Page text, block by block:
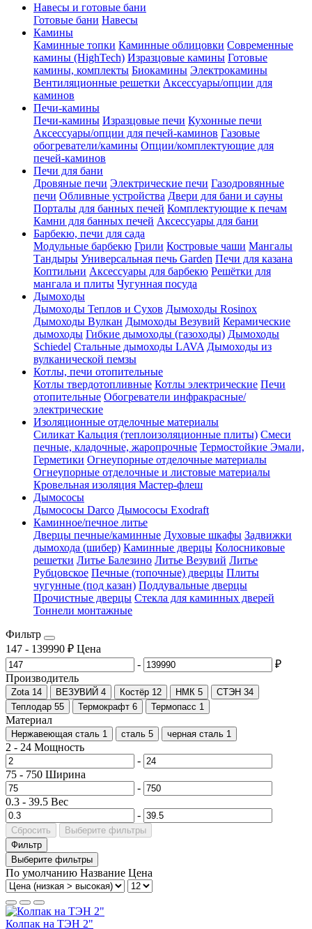
Навесы и готовые бани
Готовые бани Навесы
Камины
Каминные топки Каминные облицовки Современные
камины (HighTech) Изразцовые камины Готовые
камины, комплекты Биокамины Электрокамины
Вентиляционные решетки Аксессуары/опции для
каминов
Печи-камины
Печи-камины Изразцовые печи Кухонные печи
Аксессуары/опции для печей-каминов Газовые
обогреватели/камины Опции/комплектующие для
печей-каминов
Печи для бани
Дровяные печи Электрические печи Газодровянные
печи Обливные устройства Двери для бани и сауны
Порталы для банных печей Комплектующие к печам
Камни для банных печей Аксессуары для бани
Барбекю, печи для сада
Модульные барбекю Грили Костровые чаши Мангалы
Тандыры Универсальная печь Garden Печи для казана
Коптильни Аксессуары для барбекю Решётки для
мангала и плиты Чугунная посуда
Дымоходы
Дымоходы Теплов и Сухов Дымоходы Rosinox
Дымоходы Вулкан Дымоходы Везувий Керамические
дымоходы Гибкие дымоходы (газоходы) Дымоходы
Schiedel Стальные дымоходы LAVA Дымоходы из
вулканической пемзы
Котлы, печи отопительные
Котлы твердотопливные Котлы электрические Печи
отопительные Обогреватели инфракрасные/
электрические
Изоляционные отделочные материалы
Силикат Кальция (теплоизоляционные плиты) Смеси
печные, кладочные, жаропрочные Термостойкие Эмали,
Герметики Огнеупорные отделочные материалы
Огнеупорные отделочные и листовые материалы
Кровельная изоляция Мастер-флеш
Дымососы
Дымососы Darco Дымососы Exodraft
Каминное/печное литье
Дверцы печные/каминные Духовые шкафы Задвижки
дымохода (шибер) Каминные дверцы Колосниковые
решетки Литье Балезино Литье Везувий Литье
Рубцовское Печные (топочные) дверцы Плиты
чугунные (под казан) Поддувальные дверцы
Прочистные дверцы Стекла для каминных дверей
Тоннели монтажные
Фильтр
147 - 139990 ₽ Цена
-
₽
Производитель
Zota 14 ВЕЗУВИЙ 4 Костёр 12 НМК 5 СТЭН 34
Теплодар 55 Термокрафт 6 Термопасс 1
Материал
Нержавеющая сталь 1 сталь 5 черная сталь 1
2 - 24 Мощность
-
75 - 750 Ширина
-
0.3 - 39.5 Вес
-
Сбросить
Выберите фильтры
Фильтр
Выберите фильтры
По умолчанию Название Цена
Колпак на ТЭН 2"